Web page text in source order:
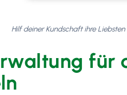
Hilf deiner Kundschaft ihre
für